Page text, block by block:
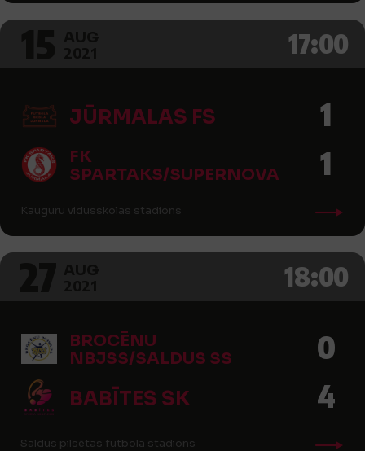
17:00
JŪRMALAS FS 1
FK
SPARTAKS/SUPERNOVA
1
Kauguru vidusskolas stadions
18:00
BROCĒNU
NBJSS/SALDUS SS
0
BABĪTES SK 4
Saldus pilsētas futbola stadions